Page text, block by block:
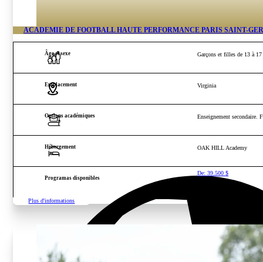
ACADÉMIE DE FOOTBALL HAUTE PERFORMANCE PARIS SAINT-
Âge et sexe Garçons et filles de 13 à 17
Emplacement Virginia
Options académiques Enseignement secondaire.
Hébergement OAK HILL Academy
Programas disponibles
De:39.500$
Plus d'informations